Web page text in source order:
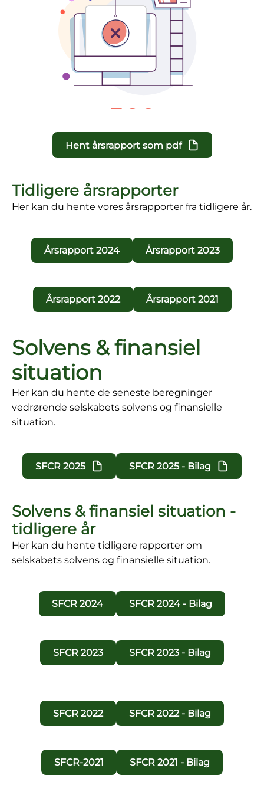
Hent årsrapport som pdf
Tidligere årsrapporter
Her kan du hente vores årsrapporter fra tidligere år.
Årsrapport 2024 Årsrapport 2023
Årsrapport 2022 Årsrapport 2021
Solvens & finansiel
situation
Her kan du hente de seneste beregninger
vedrørende selskabets solvens og finansielle
situation.
SFCR 2025 SFCR 2025 - Bilag
Solvens & finansiel situation -
tidligere år
Her kan du hente tidligere rapporter om
selskabets solvens og finansielle situation.
SFCR 2024 SFCR 2024 - Bilag
SFCR 2023 SFCR 2023 - Bilag
SFCR 2022 SFCR 2022 - Bilag
SFCR-2021 SFCR 2021 - Bilag